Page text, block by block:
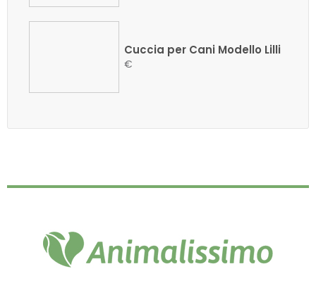
Cuccia per Cani Modello Lilli
€